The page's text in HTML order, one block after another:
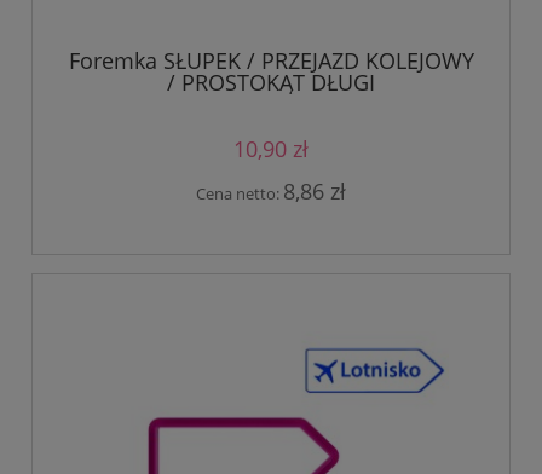
Foremka SŁUPEK / PRZEJAZD KOLEJOWY
/ PROSTOKĄT DŁUGI
10,90 zł
Cena netto: 8,86 zł